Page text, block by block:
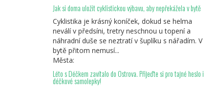
Jak si doma uložit cyklistickou výbavu, aby nepřekážela v bytě
Cyklistika je krásný koníček, dokud se helma
neválí v předsíni, tretry neschnou u topení a
náhradní duše se neztratí v šuplíku s nářadím. V
bytě přitom nemusí...
Města:
Léto s Déčkem zavítalo do Ostrova. Přijeďte si pro tajné heslo i
déčkové samolepky!